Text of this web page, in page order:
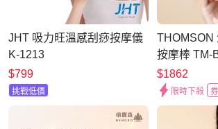
JHT 吸力旺溫感刮痧按摩儀
K-1213
$799
挑戰低價
THOMSON
按摩棒 TM-
$1862
限時下殺 券